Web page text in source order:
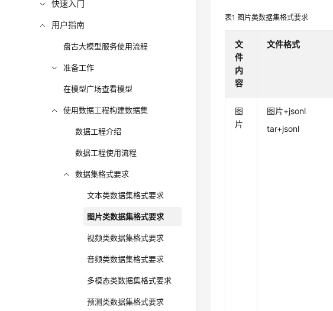
快速入门
用户指南
盘古大模型服务使用流程
准备工作
在模型广场查看模型
使用数据工程构建数据集
数据工程介绍
数据工程使用流程
数据集格式要求
文本类数据集格式要求
图片类数据集格式要求
视频类数据集格式要求
音频类数据集格式要求
多模态类数据集格式要求
预测类数据集格式要求
表1 图片类数据集格式要求
文
件
内
容
文件格式
图
片
图片+jsonl
tar+jsonl